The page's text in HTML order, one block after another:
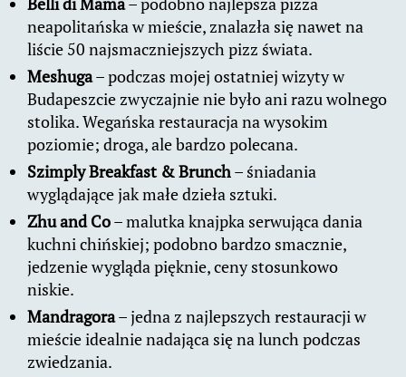
neapolitańska w mieście, znalazła się nawet na
liście 50 najsmaczniejszych pizz świata.
Meshuga– podczas mojej ostatniej wizyty w
Budapeszcie zwyczajnie nie było ani razu wolnego
stolika. Wegańska restauracja na wysokim
poziomie; droga, ale bardzo polecana.
Szimply Breakfast & Brunch– śniadania
wyglądające jak małe dzieła sztuki.
Zhu and Co– malutka knajpka serwująca dania
kuchni chińskiej; podobno bardzo smacznie,
jedzenie wygląda pięknie, ceny stosunkowo
niskie.
Mandragora– jedna z najlepszych restauracji w
mieście idealnie nadająca się na lunch podczas
zwiedzania.